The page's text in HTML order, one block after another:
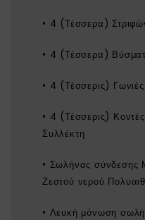
• 4 (Τέσσερα)
• 4 (Τέσσερα)
• 4 (Τέσσερις)
• 4 (Τέσσερις)
Συλλέκτη
• Σωλήνας σύνδεσης
Ζεστού νερού
• Λευκή μόνωση